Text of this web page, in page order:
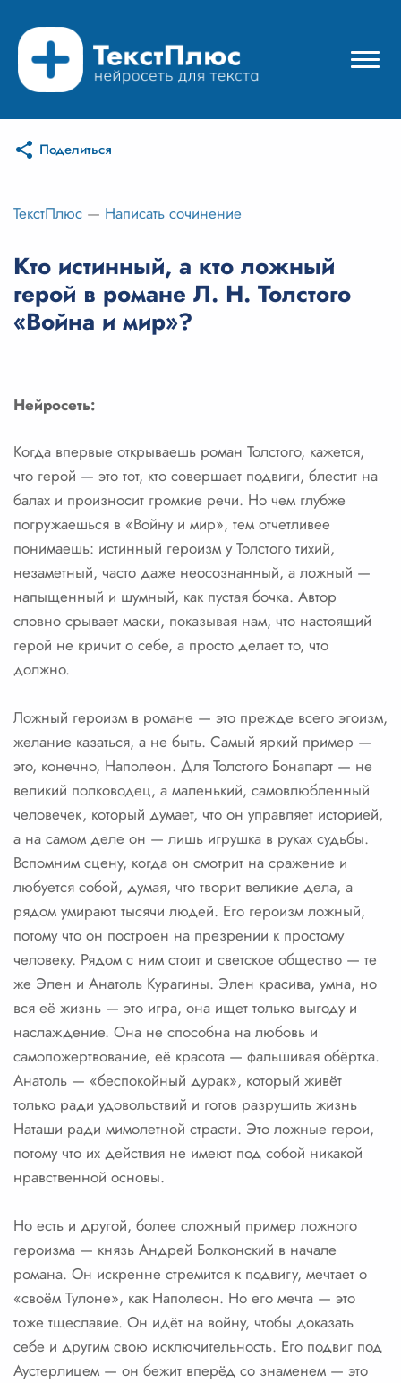
Режимы нейросети
Цены
Вход
Вход с Telegram
Поделиться
ТекстПлюс — Написать сочинение
Кто истинный, а кто ложный
герой в романе Л. Н. Толстого
«Война и мир»?
Нейросеть:
Когда впервые открываешь роман Толстого, кажется,
что герой — это тот, кто совершает подвиги, блестит на
балах и произносит громкие речи. Но чем глубже
погружаешься в «Войну и мир», тем отчетливее
понимаешь: истинный героизм у Толстого тихий,
незаметный, часто даже неосознанный, а ложный —
напыщенный и шумный, как пустая бочка. Автор
словно срывает маски, показывая нам, что настоящий
герой не кричит о себе, а просто делает то, что
должно.
Ложный героизм в романе — это прежде всего эгоизм,
желание казаться, а не быть. Самый яркий пример —
это, конечно, Наполеон. Для Толстого Бонапарт — не
великий полководец, а маленький, самовлюбленный
человечек, который думает, что он управляет историей,
а на самом деле он — лишь игрушка в руках судьбы.
Вспомним сцену, когда он смотрит на сражение и
любуется собой, думая, что творит великие дела, а
рядом умирают тысячи людей. Его героизм ложный,
потому что он построен на презрении к простому
человеку. Рядом с ним стоит и светское общество — те
же Элен и Анатоль Курагины. Элен красива, умна, но
вся её жизнь — это игра, она ищет только выгоду и
наслаждение. Она не способна на любовь и
самопожертвование, её красота — фальшивая обёртка.
Анатоль — «беспокойный дурак», который живёт
только ради удовольствий и готов разрушить жизнь
Наташи ради мимолетной страсти. Это ложные герои,
потому что их действия не имеют под собой никакой
нравственной основы.
Но есть и другой, более сложный пример ложного
героизма — князь Андрей Болконский в начале
романа. Он искренне стремится к подвигу, мечтает о
«своём Тулоне», как Наполеон. Но его мечта — это
тоже тщеславие. Он идёт на войну, чтобы доказать
себе и другим свою исключительность. Его подвиг под
Аустерлицем — он бежит вперёд со знаменем — это